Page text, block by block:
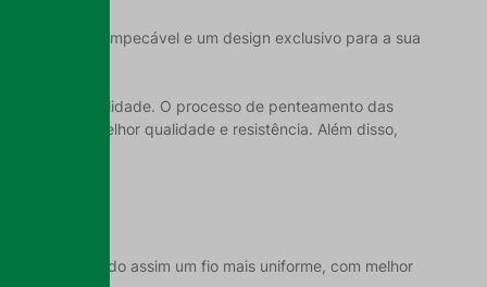
uma beleza impecável e um design exclusivo para a sua
e alta durabilidade. O processo de penteamento das
com melhor qualidade e resistência. Além disso,
produzindo assim um fio mais uniforme, com melhor